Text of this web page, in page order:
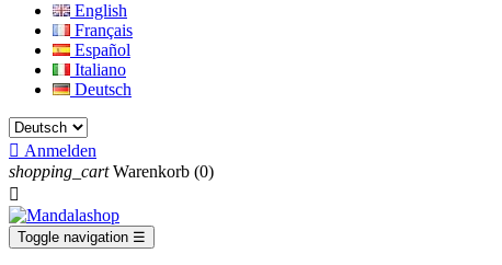
English
Français
Español
Italiano
Deutsch
 Anmelden
shopping_cart Warenkorb (0)

Toggle navigation ☰